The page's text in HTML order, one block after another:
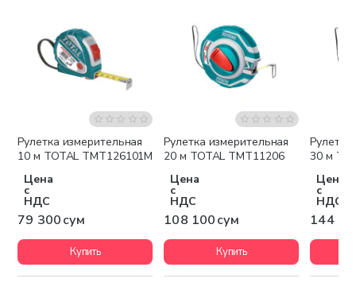
Рулетка измерительная
10 м TOTAL TMT126101M
Цена
с
НДС
79 300 сум
Купить
Рулетка измерительная
20 м TOTAL TMT11206
Цена
с
НДС
108 100 сум
Купить
30 м
Цена
с
НДС
144